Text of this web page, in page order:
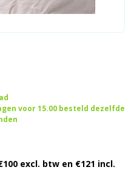
voor 15.00 besteld dezelfde
excl. btw en €121 incl.